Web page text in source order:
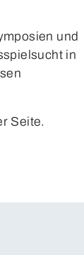
und
in
Seite.